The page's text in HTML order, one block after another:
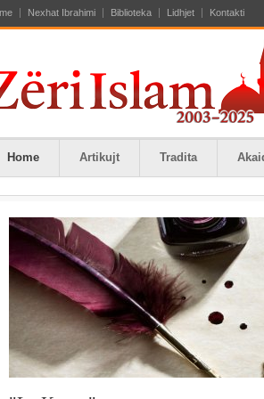
Nexhat Ibrahimi Biblioteka Lidhjet Kontakti
Home Artikujt Tradita